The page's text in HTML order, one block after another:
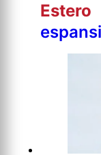
Estero